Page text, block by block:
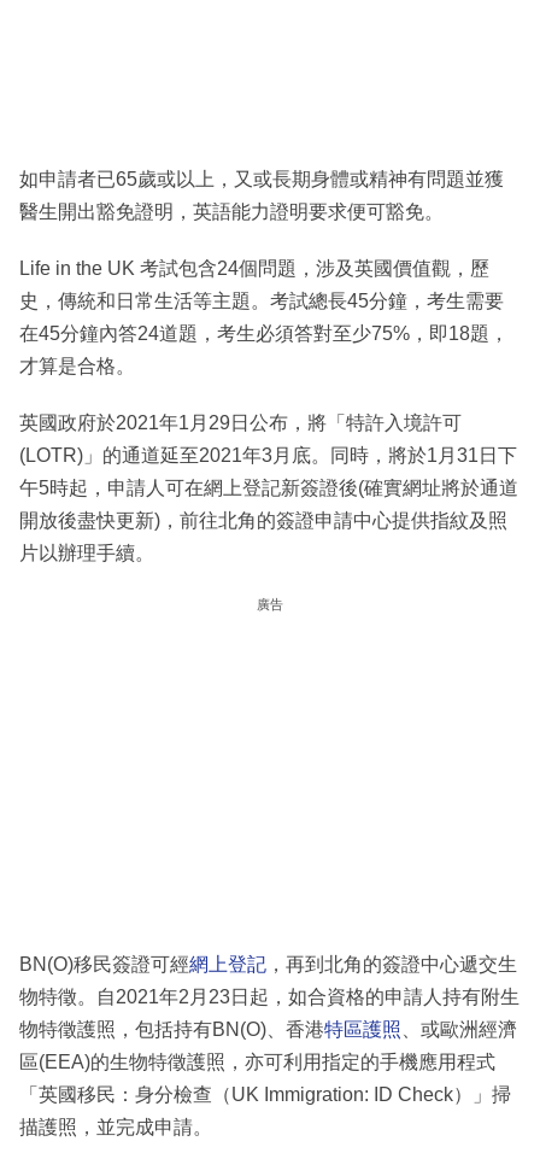
如申請者已65歲或以上，又或長期身體或精神有問題並獲
醫生開出豁免證明，英語能力證明要求便可豁免。
Life in the UK 考試包含24個問題，涉及英國價值觀，歷
史，傳統和日常生活等主題。考試總長45分鐘，考生需要
在45分鐘內答24道題，考生必須答對至少75%，即18題，
才算是合格。
英國政府於2021年1月29日公布，將「特許入境許可
(LOTR)」的通道延至2021年3月底。同時，將於1月31日下
午5時起，申請人可在網上登記新簽證後(確實網址將於通道
開放後盡快更新)，前往北角的簽證申請中心提供指紋及照
片以辦理手續。
廣告
BN(O)移民簽證可經網上登記 ，再到北角的簽證中心遞交生
物特徵。自2021年2月23日起，如合資格的申請人持有附生
物特徵護照，包括持有BN(O)、香港特區護照 、或歐洲經濟
區(EEA)的生物特徵護照，亦可利用指定的手機應用程式
「英國移民：身分檢查（UK Immigration: ID Check）」掃
描護照，並完成申請。